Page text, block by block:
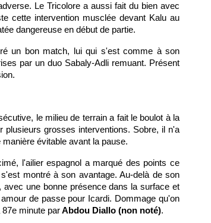
Le Tricolore a aussi fait du bien avec
cette intervention musclée devant Kalu au
dangereuse en début de partie.
un bon match, lui qui s'est comme à son
par un duo Sabaly-Adli remuant. Présent
le milieu de terrain a fait le boulot à la
plusieurs grosses interventions. Sobre, il n'a
évitable avant la pause.
l'ailier espagnol a marqué des points ce
montré à son avantage. Au-delà de son
une bonne présence dans la surface et
de passe pour Icardi. Dommage qu'on
minute parAbdou Diallo (non noté).